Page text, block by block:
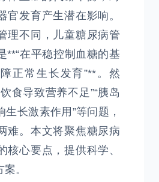
官发育产生潜在影响。
理不同，儿童糖尿病管
**“在平稳控制血糖的基
正常生长发育”**。然
食导致营养不足”“胰岛
长激素作用”等问题，
难。本文将聚焦糖尿病
核心要点，提供科学、
。